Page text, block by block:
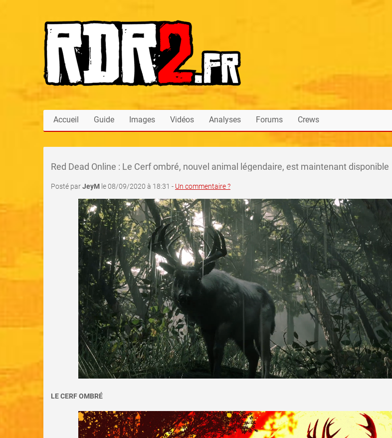
Accueil Guide Images Vidéos Analyses Forums Crews
Red Dead Online : Le Cerf ombré, nouvel animal légendaire, est maintenant disponible
Posté parJeyM le 08/09/2020 à 18:31 - Un commentaire ?
LE CERF OMBRÉ